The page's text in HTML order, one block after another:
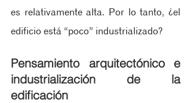
es relativamente alta. Por lo tanto, ¿el
edificio está “poco” industrializado?
Pensamiento arquitectónico e
industrialización de la
edificación